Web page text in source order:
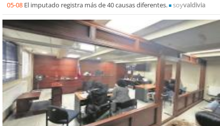
05-08 El imputado registra más de 40 causas diferentes. soyvaldivia